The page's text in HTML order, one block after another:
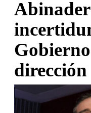
dirección